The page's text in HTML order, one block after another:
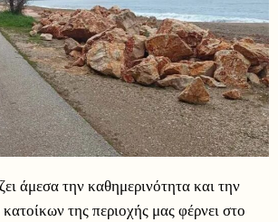
άμεσα την καθημερινότητα και την
της περιοχής μας φέρνει στο